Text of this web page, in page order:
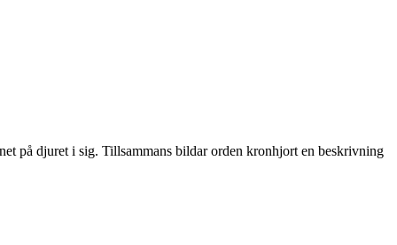
på djuret i sig. Tillsammans bildar orden kronhjort en beskrivning